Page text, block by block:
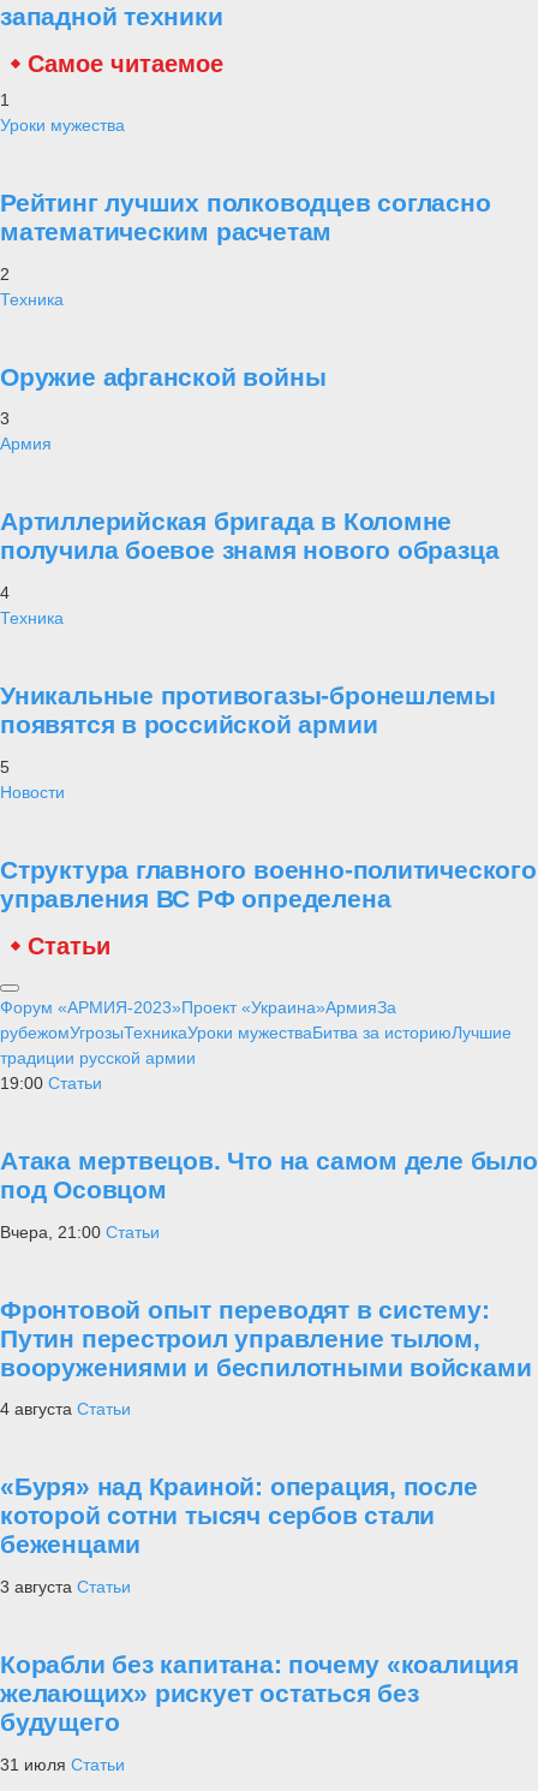
западной техники
Самое читаемое
1
Уроки мужества
Рейтинг лучших полководцев согласно
математическим расчетам
2
Техника
Оружие афганской войны
3
Армия
Артиллерийская бригада в Коломне
получила боевое знамя нового образца
4
Техника
Уникальные противогазы-бронешлемы
появятся в российской армии
5
Новости
Структура главного военно-политического
управления ВС РФ определена
Статьи
Форум «АРМИЯ-2023»Проект «Украина»АрмияЗа
рубежомУгрозыТехникаУроки мужестваБитва за историюЛучшие
традиции русской армии
19:00 Статьи
Атака мертвецов. Что на самом деле было
под Осовцом
Вчера, 21:00 Статьи
Фронтовой опыт переводят в систему:
Путин перестроил управление тылом,
вооружениями и беспилотными войсками
4 августа Статьи
«Буря» над Краиной: операция, после
которой сотни тысяч сербов стали
беженцами
3 августа Статьи
Корабли без капитана: почему «коалиция
желающих» рискует остаться без
будущего
31 июля Статьи